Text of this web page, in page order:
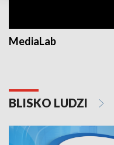
MediaLab
BLISKO LUDZI